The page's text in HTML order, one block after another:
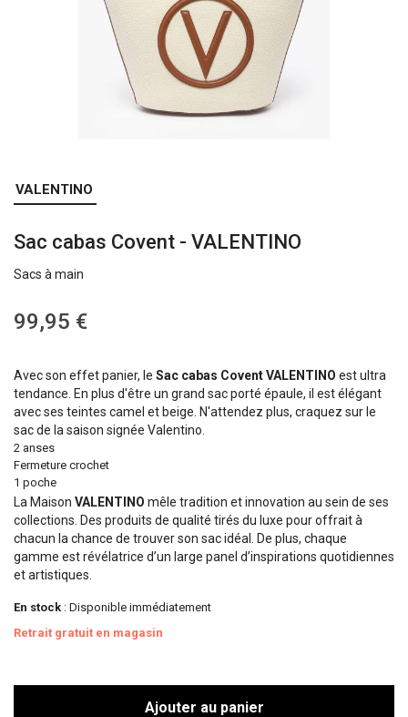
Skip
to
beginning
the
gallery
VALENTINO
Sac cabas Covent - VALENTINO
Sacs à main
99,95 €
Avec son effet panier, le Sac cabas Covent VALENTINO est ultra
tendance. En plus d'être un grand sac porté épaule, il est élégant
avec ses teintes camel et beige. N'attendez plus, craquez sur le
sac de la saison signée Valentino.
2 anses
Fermeture crochet
1 poche
La Maison VALENTINO mêle tradition et innovation au sein de ses
collections. Des produits de qualité tirés du luxe pour offrait à
chacun la chance de trouver son sac idéal. De plus, chaque
gamme est révélatrice d’un large panel d’inspirations quotidiennes
et artistiques.
En stock : Disponible immédiatement
Retrait gratuit en magasin
Ajouter au panier